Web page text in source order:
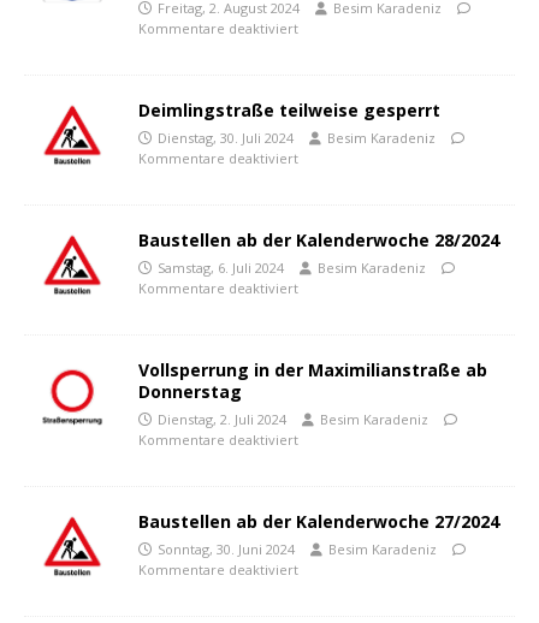
Freitag, 2. August 2024
Besim Karadeniz
Kommentare deaktiviert
Deimlingstraße teilweise gesperrt
Dienstag, 30. Juli 2024
Besim Karadeniz
Kommentare deaktiviert
Baustellen ab der Kalenderwoche 28/2024
Samstag, 6. Juli 2024
Besim Karadeniz
Kommentare deaktiviert
Vollsperrung in der Maximilianstraße ab
Donnerstag
Dienstag, 2. Juli 2024
Besim Karadeniz
Kommentare deaktiviert
Baustellen ab der Kalenderwoche 27/2024
Sonntag, 30. Juni 2024
Besim Karadeniz
Kommentare deaktiviert